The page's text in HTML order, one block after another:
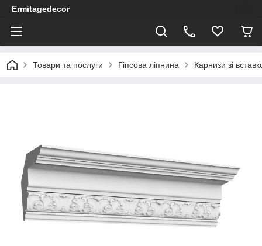
Ermitagedecor
Товари та послуги Гіпсова ліпнина Карнизи зі